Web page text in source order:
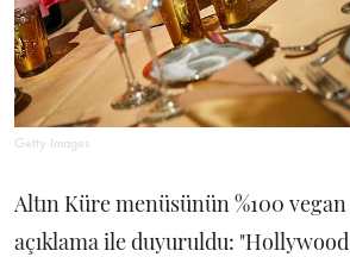
Getty Images
Altın Küre menüsünün %100
açıklama ile duyuruldu: "Hollywood